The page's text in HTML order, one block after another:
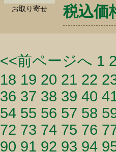
お取り寄せ 税込価
<<前ページへ 1
18 19 20 21 22
36 37 38 39 40
54 55 56 57 58
72 73 74 75 76
90 91 92 93 94